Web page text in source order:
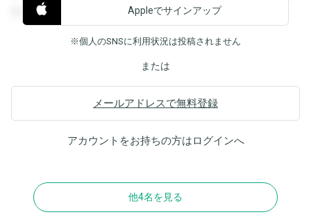
覧することができます。
Appleでサインアップ
※個人のSNSに利用状況は投稿されません
または
メールアドレスで無料登録
アカウントをお持ちの方はログインへ
他4名を見る